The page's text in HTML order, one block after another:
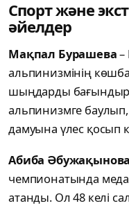
Спорт және
әйелдер
Мақпал Бурашева–
альпинизмінің
шыңдарды
альпинизмге
дамуына үлес қосып
Абиба
чемпионатында
атанды. Ол 48 келі